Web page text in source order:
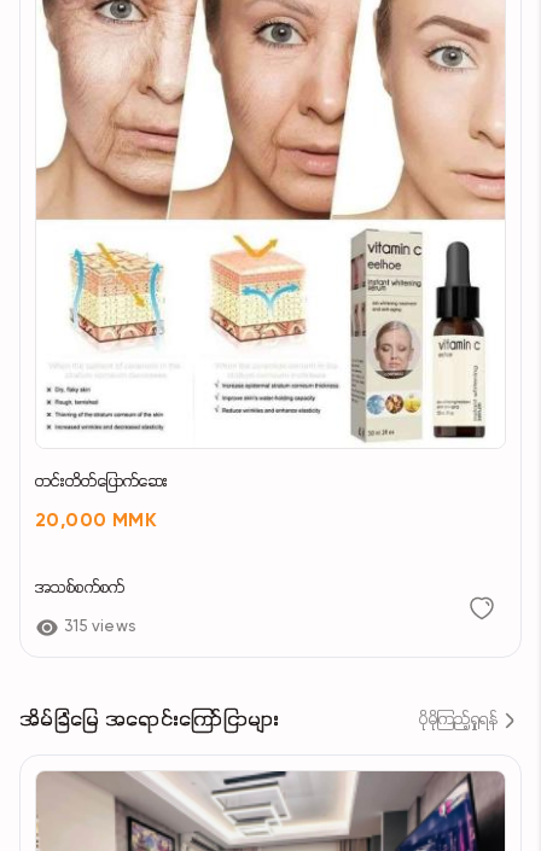
တင်းတိတ်ပြောက်ဆေး
20,000 MMK
အသစ်စက်စက်
315 views
အိမ်ခြံမြေ အရောင်းကြော်ငြာများ ပိုမိုကြည့်ရှုရန်